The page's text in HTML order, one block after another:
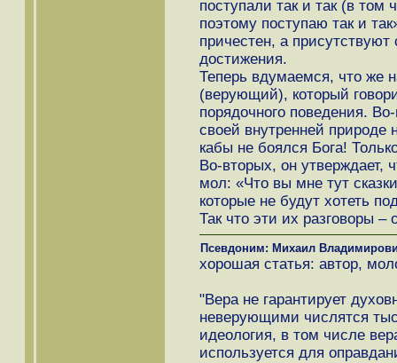
поступали так и так (в
поэтому поступаю так и
причестен, а
достижения.
Теперь вдумаемся, что же
(верующий), который
порядочного поведения.
своей внутренней природе
кабы не боялся Бога!
Во-вторых, он утверждает,
мол: «Что вы мне тут
которые не будут хотеть
Так что эти их разговоры –
Псевдоним: Михаил
хорошая статья: автор,
"Вера не гарантирует
неверующими числятся
идеология, в том числе
используется для